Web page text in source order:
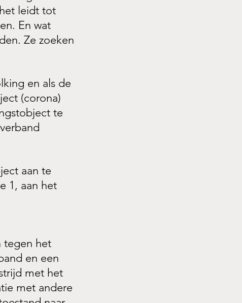
leidt tot
En wat
Ze zoeken
en als de
(corona)
te
aan te
1, aan het
tegen het
en een
met het
met andere